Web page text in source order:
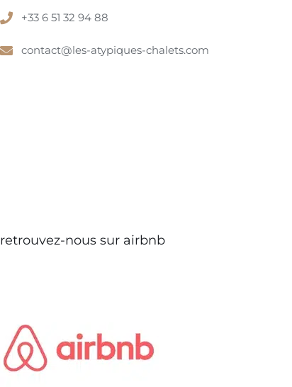
+33 6 51 32 94 88
contact@les-atypiques-chalets.com
retrouvez-nous sur airbnb